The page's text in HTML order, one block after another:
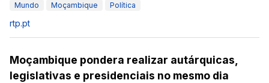
Mundo Moçambique Política
rtp.pt
Moçambique pondera realizar autárquicas,
legislativas e presidenciais no mesmo dia